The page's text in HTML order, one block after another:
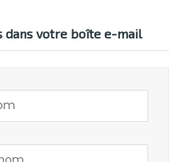
dans votre boîte e-mail